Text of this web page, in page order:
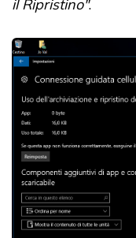
il Ripristino".